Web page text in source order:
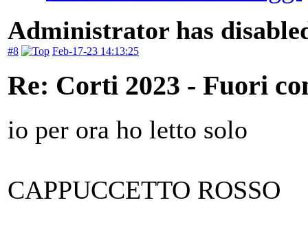
Administrator has
#8 Feb-17-23 14:13:25
Re: Corti 2023 - Fuori
io per ora ho letto solo
CAPPUCCETTO ROSSO